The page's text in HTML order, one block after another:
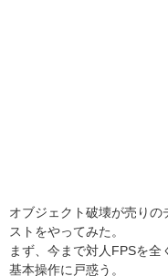
オブジェクト破壊が売り
ストをやってみた。
まず、今まで対人FPSを
基本操作に戸惑う。